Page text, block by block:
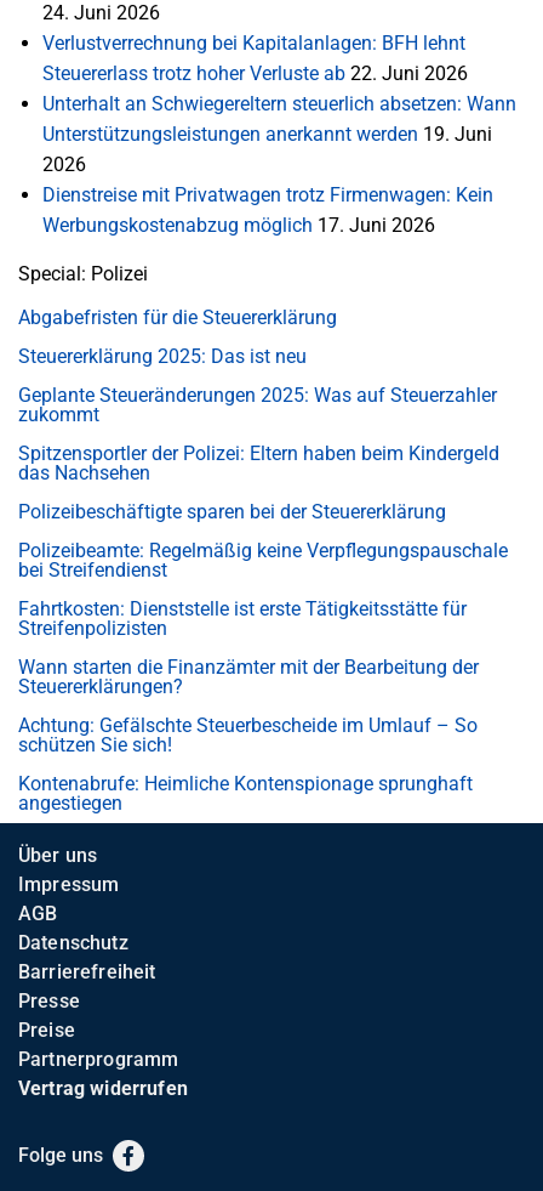
24. Juni 2026
Verlustverrechnung bei Kapitalanlagen: BFH lehnt
Steuererlass trotz hoher Verluste ab 22. Juni 2026
Unterhalt an Schwiegereltern steuerlich absetzen: Wann
Unterstützungsleistungen anerkannt werden 19. Juni
2026
Dienstreise mit Privatwagen trotz Firmenwagen: Kein
Werbungskostenabzug möglich 17. Juni 2026
Special: Polizei
Abgabefristen für die Steuererklärung
Steuererklärung 2025: Das ist neu
Geplante Steueränderungen 2025: Was auf Steuerzahler
zukommt
Spitzensportler der Polizei: Eltern haben beim Kindergeld
das Nachsehen
Polizeibeschäftigte sparen bei der Steuererklärung
Polizeibeamte: Regelmäßig keine Verpflegungspauschale
bei Streifendienst
Fahrtkosten: Dienststelle ist erste Tätigkeitsstätte für
Streifenpolizisten
Wann starten die Finanzämter mit der Bearbeitung der
Steuererklärungen?
Achtung: Gefälschte Steuerbescheide im Umlauf – So
schützen Sie sich!
Kontenabrufe: Heimliche Kontenspionage sprunghaft
angestiegen
Über uns
Impressum
AGB
Datenschutz
Barrierefreiheit
Presse
Preise
Partnerprogramm
Vertrag widerrufen
Folge uns Facebook